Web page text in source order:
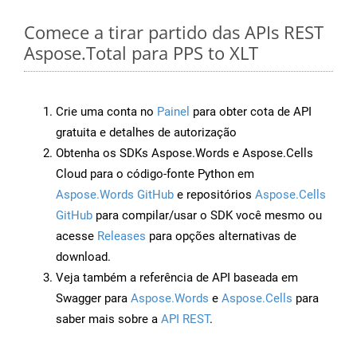
Comece a tirar partido das APIs REST
Aspose.Total para PPS to XLT
Crie uma conta no Painel para obter cota de API
gratuita e detalhes de autorização
Obtenha os SDKs Aspose.Words e Aspose.Cells
Cloud para o código-fonte Python em
Aspose.Words GitHub e repositórios Aspose.Cells
GitHub para compilar/usar o SDK você mesmo ou
acesse Releases para opções alternativas de
download.
Veja também a referência de API baseada em
Swagger para Aspose.Words e Aspose.Cells para
saber mais sobre a API REST.